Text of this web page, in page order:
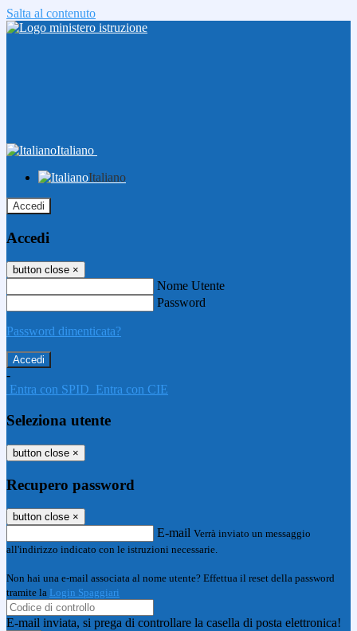
Salta al contenuto
Italiano
Italiano
Accedi
Accedi
button close ×
Nome Utente
Password
Password dimenticata?
-
Entra con SPID Entra con CIE
Seleziona utente
button close ×
Recupero password
button close ×
E-mail Verrà inviato un messaggio
all'indirizzo indicato con le istruzioni necessarie.
Non hai una e-mail associata al nome utente? Effettua il reset della password
tramite la Login Spaggiari
E-mail inviata, si prega di controllare la casella di posta elettronica!